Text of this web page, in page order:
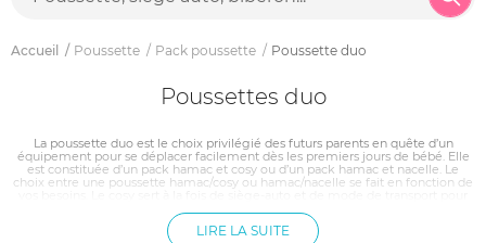
Accueil Poussette Pack poussette Poussette duo
Poussettes duo
La poussette duo est le choix privilégié des futurs parents en quête d’un
équipement pour se déplacer facilement dès les premiers jours de bébé. Elle
est constituée d’un pack hamac et cosy ou d’un pack hamac et nacelle. Le
choix entre une poussette hamac/cosy ou hamac/nacelle se fait en fonction de
bébé peut y dormir en position allongée. À partir des 6 mois, votre tout-petit
pourra être installé confortablement dans le hamac pour découvrir le monde.
LIRE LA SUITE